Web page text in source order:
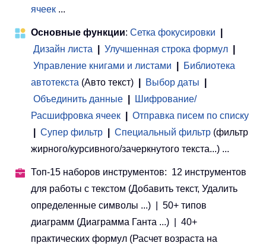
ячеек ...
Основные функции: Сетка фокусировки
Дизайн листа
Улучшенная строка формул
Управление книгами и листами
Библиотека
автотекста (Авто текст) Выбор даты
Объединить данные
Шифрование/
Расшифровка ячеек
Отправка писем по списку
Супер фильтр Специальный фильтр (фильтр
жирного/курсивного/зачеркнутого текста...) ...
Топ-15 наборов инструментов: 12 инструментов
для работы с текстом (Добавить текст, Удалить
определенные символы ...) | 50+ типов
диаграмм (Диаграмма Ганта ...) | 40+
практических формул (Расчет возраста на